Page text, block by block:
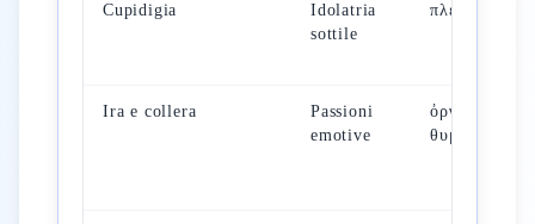
Cupidigia
Idolatria
sottile
πλεονεξία
Ira e collera
Passioni
emotive
ὀργή,
θυμός